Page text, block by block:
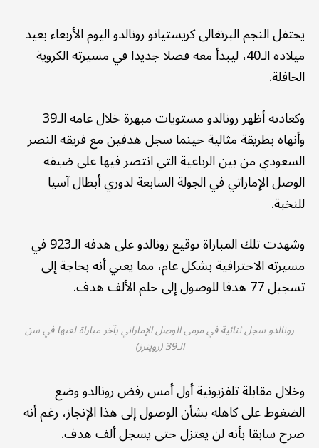
يحتفل النجم البرتغالي كريستيانو رونالدو اليوم الأربعاء بعيد
ميلاده الـ40، ليبدأ معه فصلا جديدا في مسيرته الكروية
الحافلة.
وكعادته أظهر رونالدو مستويات مبهرة خلال عامه الـ39
وأنهاه بطريقة مثالية حينما سجل هدفين مع فريقه النصر
السعودي من بين الرباعية التي انتصر فيها على ضيفه
الوصل الإماراتي في الجولة السابعة لدوري أبطال آسيا
للنخبة.
وشهدت تلك المباراة توقيع رونالدو على هدفه الـ923 في
مسيرته الاحترافية بشكل عام، مما يعني أنه بحاجة إلى
تسجيل 77 هدفا للوصول إلى حلم الألف هدف.
رونالدو سجل ثنائية في مرمى الوصل الإماراتي بآخر مباراة لعبها في سن
الـ39 (رويترز)
وخلال مقابلة تلفزيونية أول أمس رفض رونالدو وضع
الضغوط على كاهله بشأن الوصول إلى هذا الإنجاز، رغم أنه
صرح سابقا بأنه لن يعتزل حتى يسجل ألف هدف.